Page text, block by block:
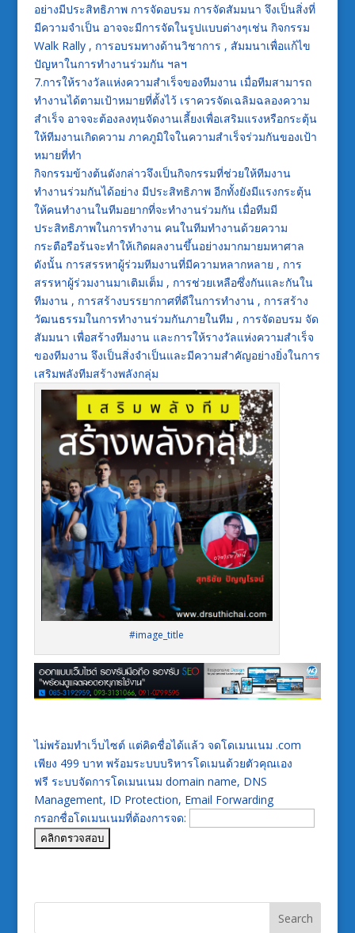
อย่างมีประสิทธิภาพ การจัดอบรม การจัดสัมมนา จึงเป็นสิ่งที่
มีความจำเป็น อาจจะมีการจัดในรูปแบบต่างๆเช่น กิจกรรม
Walk Rally , การอบรมทางด้านวิชาการ , สัมมนาเพื่อแก้ไข
ปัญหาในการทำงานร่วมกัน ฯลฯ
7.การให้รางวัลแห่งความสำเร็จของทีมงาน เมื่อทีมสามารถ
ทำงานได้ตามเป้าหมายที่ตั้งไว้ เราควรจัดเฉลิมฉลองความ
สำเร็จ อาจจะต้องลงทุนจัดงานเลี้ยงเพื่อเสริมแรงหรือกระตุ้น
ให้ทีมงานเกิดความ ภาคภูมิใจในความสำเร็จร่วมกันของเป้า
หมายที่ทำ
กิจกรรมข้างต้นดังกล่าวจึงเป็นกิจกรรมที่ช่วยให้ทีมงาน
ทำงานร่วมกันได้อย่าง มีประสิทธิภาพ อีกทั้งยังมีแรงกระตุ้น
ให้คนทำงานในทีมอยากที่จะทำงานร่วมกัน เมื่อทีมมี
ประสิทธิภาพในการทำงาน คนในทีมทำงานด้วยความ
กระตือรือร้นจะทำให้เกิดผลงานขึ้นอย่างมากมายมหาศาล
ดังนั้น การสรรหาผู้ร่วมทีมงานที่มีความหลากหลาย , การ
สรรหาผู้ร่วมงานมาเติมเต็ม , การช่วยเหลือซึ่งกันและกันใน
ทีมงาน , การสร้างบรรยากาศที่ดีในการทำงาน , การสร้าง
วัฒนธรรมในการทำงานร่วมกันภายในทีม , การจัดอบรม จัด
สัมมนา เพื่อสร้างทีมงาน และการให้รางวัลแห่งความสำเร็จ
ของทีมงาน จึงเป็นสิ่งจำเป็นและมีความสำคัญอย่างยิ่งในการ
เสริมพลังทีมสร้างพลังกลุ่ม
#image_title
ไม่พร้อมทำเว็บไซต์ แต่คิดชื่อได้แล้ว จดโดเมนเนม .com
เพียง 499 บาท พร้อมระบบบริหารโดเมนด้วยตัวคุณเอง
ฟรี ระบบจัดการโดเมนเนม domain name, DNS
Management, ID Protection, Email Forwarding
กรอกชื่อโดเมนเนมที่ต้องการจด: